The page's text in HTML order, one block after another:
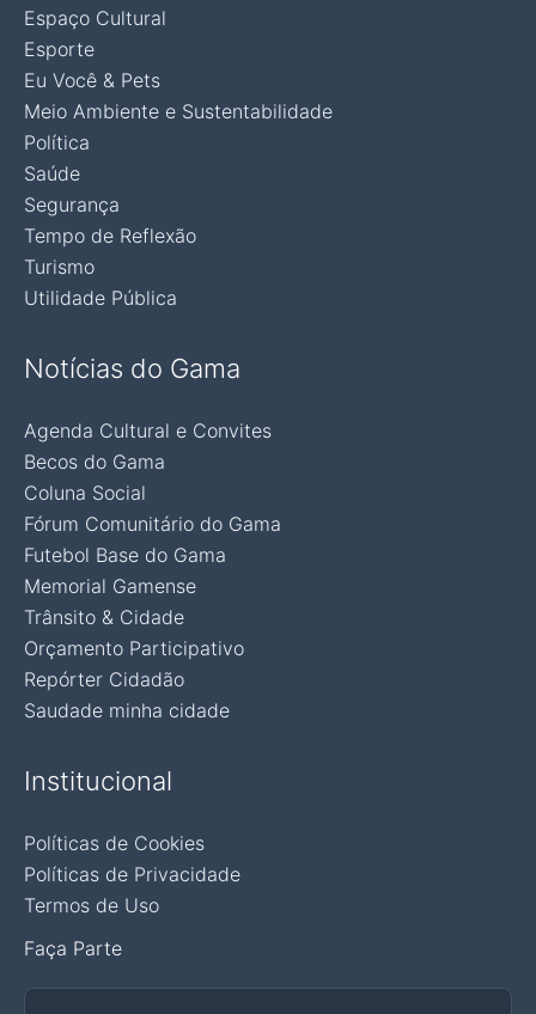
Espaço Cultural
Esporte
Eu Você & Pets
Meio Ambiente e Sustentabilidade
Política
Saúde
Segurança
Tempo de Reflexão
Turismo
Utilidade Pública
Notícias do Gama
Agenda Cultural e Convites
Becos do Gama
Coluna Social
Fórum Comunitário do Gama
Futebol Base do Gama
Memorial Gamense
Trânsito & Cidade
Orçamento Participativo
Repórter Cidadão
Saudade minha cidade
Institucional
Políticas de Cookies
Políticas de Privacidade
Termos de Uso
Faça Parte